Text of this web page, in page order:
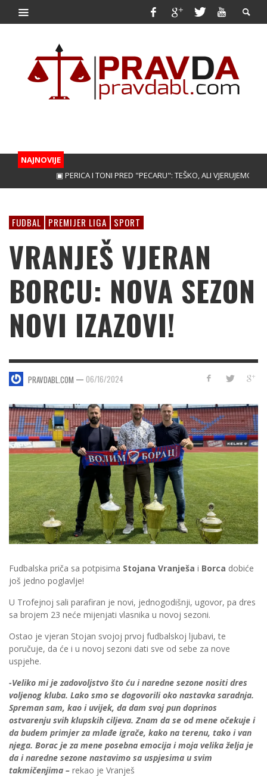
NAJNOVIJE
▣ PERICA I TONI PRED "PECARU": TEŠKO, ALI VJERUJEMO! ▣
FUDBAL PREMIJER LIGA SPORT
VRANJEŠ VJERAN
BORCU: NOVA SEZON
NOVI IZAZOVI!
PRAVDABL.COM — 06/16/2024
Fudbalska priča sa potpisima Stojana Vranješa i Borca dobiće
još jedno poglavlje!
U Trofejnoj sali parafiran je novi, jednogodišnji, ugovor, pa dres
sa brojem 23 neće mijenjati vlasnika u novoj sezoni.
Ostao je vjeran Stojan svojoj prvoj fudbalskoj ljubavi, te
poručuje, da će i u novoj sezoni dati sve od sebe za nove
uspjehe.
-Veliko mi je zadovoljstvo što ću i naredne sezone nositi dres
voljenog kluba. Lako smo se dogovorili oko nastavka saradnja.
Spreman sam, kao i uvijek, da dam svoj pun doprinos
ostvarenju svih klupskih ciljeva. Znam da se od mene očekuje i
da budem primjer za mlađe igrače, kako na terenu, tako i van
njega. Borac je za mene posebna emocija i moja velika želja je
da i naredne sezone nastavimo sa uspjesima u svim
takmičenjima – rekao je Vranješ